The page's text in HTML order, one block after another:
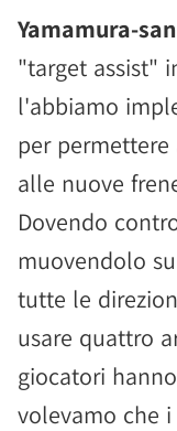
Yamamura-
"target assist"
l'abbiamo
per
alle nuove
Dovendo
muovendolo
tutte le
usare quattro
giocatori
volevamo che